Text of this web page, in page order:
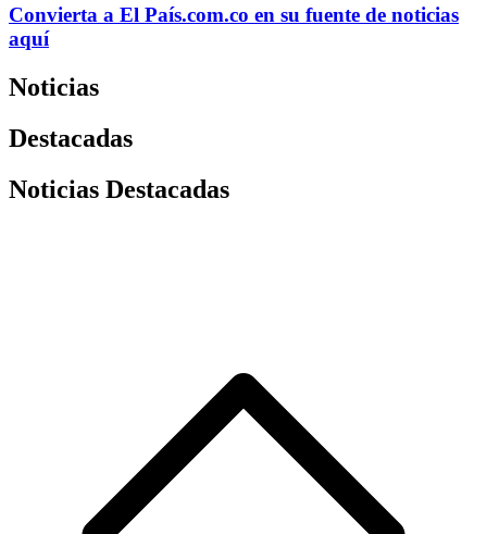
Convierta a El País.com.co en su fuente de noticias
aquí
Noticias
Destacadas
Noticias Destacadas